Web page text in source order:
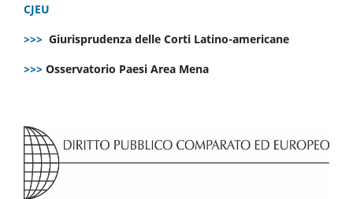
CJEU
>>> Giurisprudenza delle Corti Latino-americane
>>> Osservatorio Paesi Area Mena